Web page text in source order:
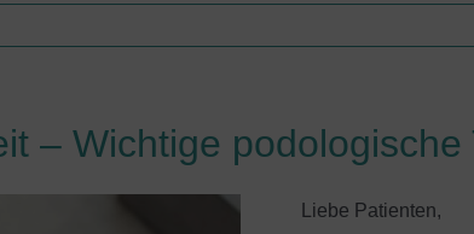
– Wichtige
Liebe Patienten,